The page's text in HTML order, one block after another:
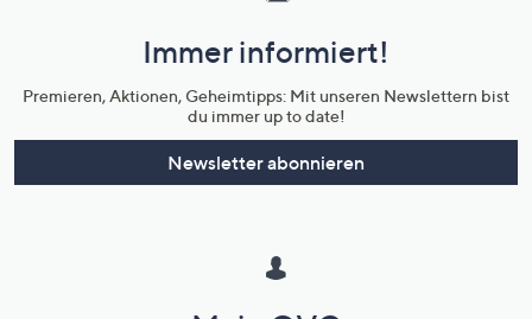
Unternehmensinformationen
Immer informiert!
Premieren, Aktionen, Geheimtipps: Mit unseren Newslettern bist
du immer up to date!
Newsletter abonnieren